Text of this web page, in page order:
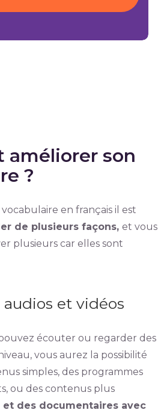
améliorer son
?
en français il est
de plusieurs façons, et vous
plusieurs car elles sont
audios et vidéos
écouter ou regarder des
vous aurez la possibilité
simples, des programmes
ou des contenus plus
et des documentaires avec